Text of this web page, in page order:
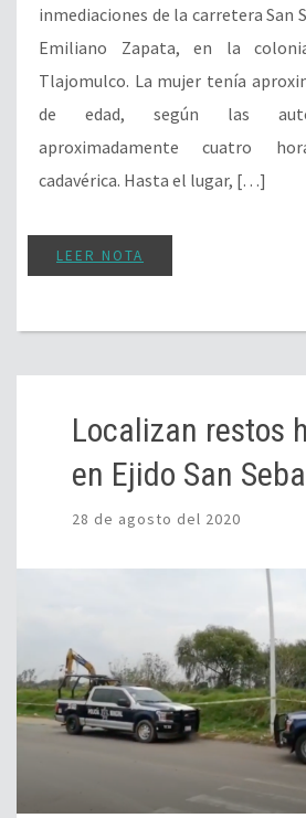
inmediaciones de la carretera San
Emiliano Zapata, en la
Tlajomulco. La mujer tenía
de edad, según las
aproximadamente cuatro
cadavérica. Hasta el lugar, […]
LEER NOTA
Localizan restos
en Ejido San
28 de agosto del 2020